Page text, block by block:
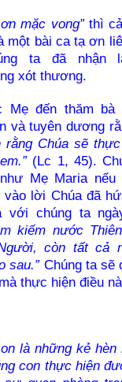
mặc vong”thì
một bài ca tạ ơn
ta đã nhận
xót thương.
đến thăm bà
và tuyên dương
Chúa sẽ
(Lc 1, 45).
Mẹ Maria nếu
vào lời Chúa đã
với chúng ta
kiếm nước
còn tất cả
sau.” Chúng ta sẽ
thực hiện điều
là những kẻ
con thực hiện